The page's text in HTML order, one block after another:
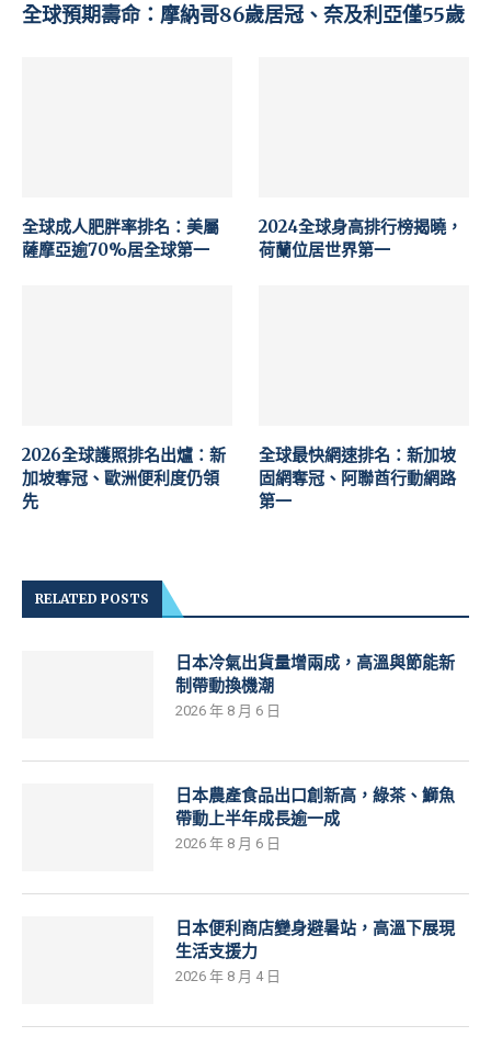
全球預期壽命：摩納哥86歲居冠、奈及利亞僅55歲
全球成人肥胖率排名：美屬
薩摩亞逾70%居全球第一
2024全球身高排行榜揭曉，
荷蘭位居世界第一
2026全球護照排名出爐：新
加坡奪冠、歐洲便利度仍領
先
全球最快網速排名：新加坡
固網奪冠、阿聯酋行動網路
第一
RELATED POSTS
日本冷氣出貨量增兩成，高溫與節能新
制帶動換機潮
2026 年 8 月 6 日
日本農產食品出口創新高，綠茶、鰤魚
帶動上半年成長逾一成
2026 年 8 月 6 日
日本便利商店變身避暑站，高溫下展現
生活支援力
2026 年 8 月 4 日